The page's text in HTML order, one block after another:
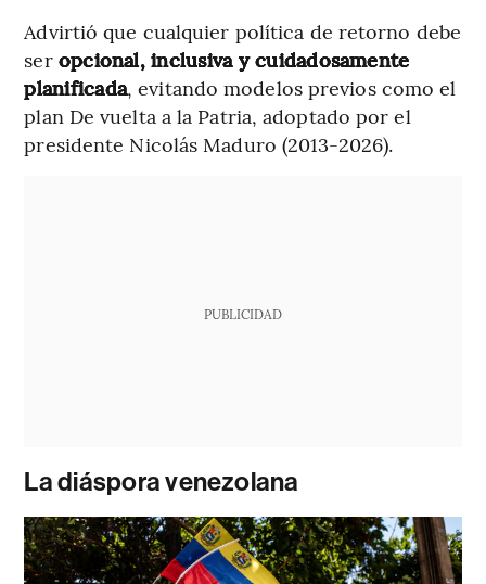
Advirtió que cualquier política de retorno debe
ser opcional, inclusiva y cuidadosamente
planificada, evitando modelos previos como el
plan De vuelta a la Patria, adoptado por el
presidente Nicolás Maduro (2013-2026).
PUBLICIDAD
La diáspora venezolana